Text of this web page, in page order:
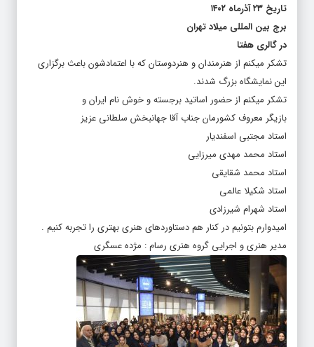
تاریخ ۲۳ آذرماه ۱۴۰۲
برج بین المللی میلاد تهران
در گالری هفتا
تشکر میکنم از هنرمندان و هنردوستان که با اعتمادشون باعث برگزاری
این نمایشگاه بزرگ شدند.
تشکر میکنم از حضور اساتید برجسته و خوش نام ایران و
بازیگر معروف کشورمان جناب آقا جهانبخش سلطانی عزیز
استاد مجتبی اسفندیار
استاد محمد مهدی میرزایی
استاد محمد شقایقی
استاد شکیلا عالمی
استاد شهرام شیرزادی
امیدوارم بتونیم در کنار هم دستاوردهای هنری بهتری را تجربه کنیم .
مدیر هنری و اجرایی گروه هنری رسام : مژده عسگری